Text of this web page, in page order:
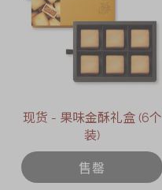
现货 - 果味金酥礼盒 (6个
装)
售罄